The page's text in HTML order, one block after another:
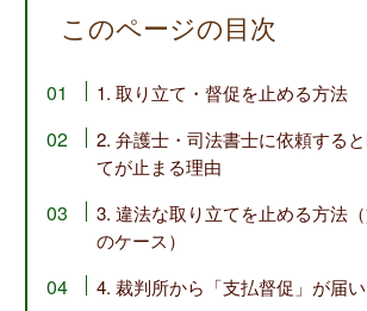
このページの目次
1. 取り立て・督促を止める方法
2. 弁護士・司法書士に依頼する
てが止まる理由
3. 違法な取り立てを止める方法
のケース）
4. 裁判所から「支払督促」が届